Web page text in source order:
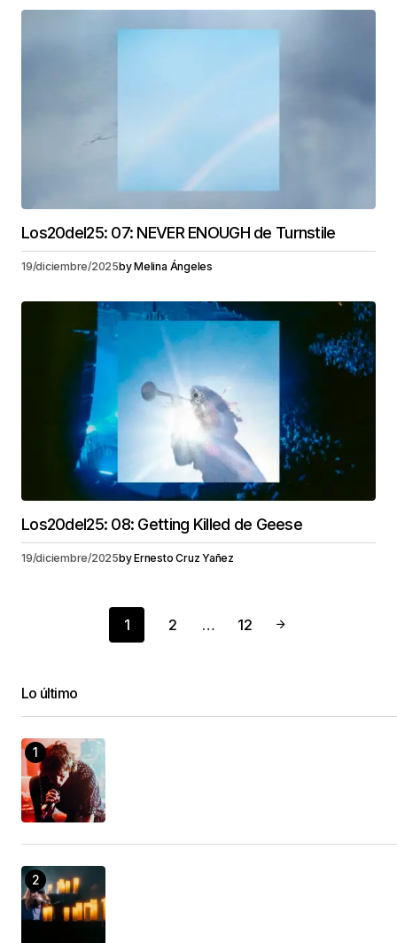
Los20del25: 07: NEVER ENOUGH de Turnstile
19/diciembre/2025byMelina Ángeles
Los20del25: 08: Getting Killed de Geese
19/diciembre/2025byErnesto Cruz Yañez
1 2 … 12
Lo último